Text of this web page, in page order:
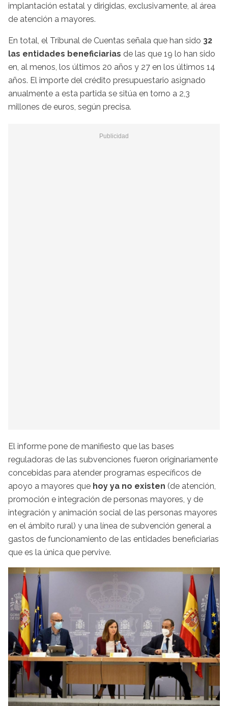
implantación estatal y dirigidas, exclusivamente, al área
de atención a mayores.
En total, el Tribunal de Cuentas señala que han sido 32
las entidades beneficiarias de las que 19 lo han sido
en, al menos, los últimos 20 años y 27 en los últimos 14
años. El importe del crédito presupuestario asignado
anualmente a esta partida se sitúa en torno a 2,3
millones de euros, según precisa.
El informe pone de manifiesto que las bases
reguladoras de las subvenciones fueron originariamente
concebidas para atender programas específicos de
apoyo a mayores que hoy ya no existen (de atención,
promoción e integración de personas mayores, y de
integración y animación social de las personas mayores
en el ámbito rural) y una línea de subvención general a
gastos de funcionamiento de las entidades beneficiarias
que es la única que pervive.